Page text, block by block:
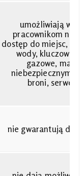
umożliwiają
pracownikom
dostęp do miejsc, w
wody, kluczowe
gazowe,
niebezpiecznymi,
broni,
nie gwarantują